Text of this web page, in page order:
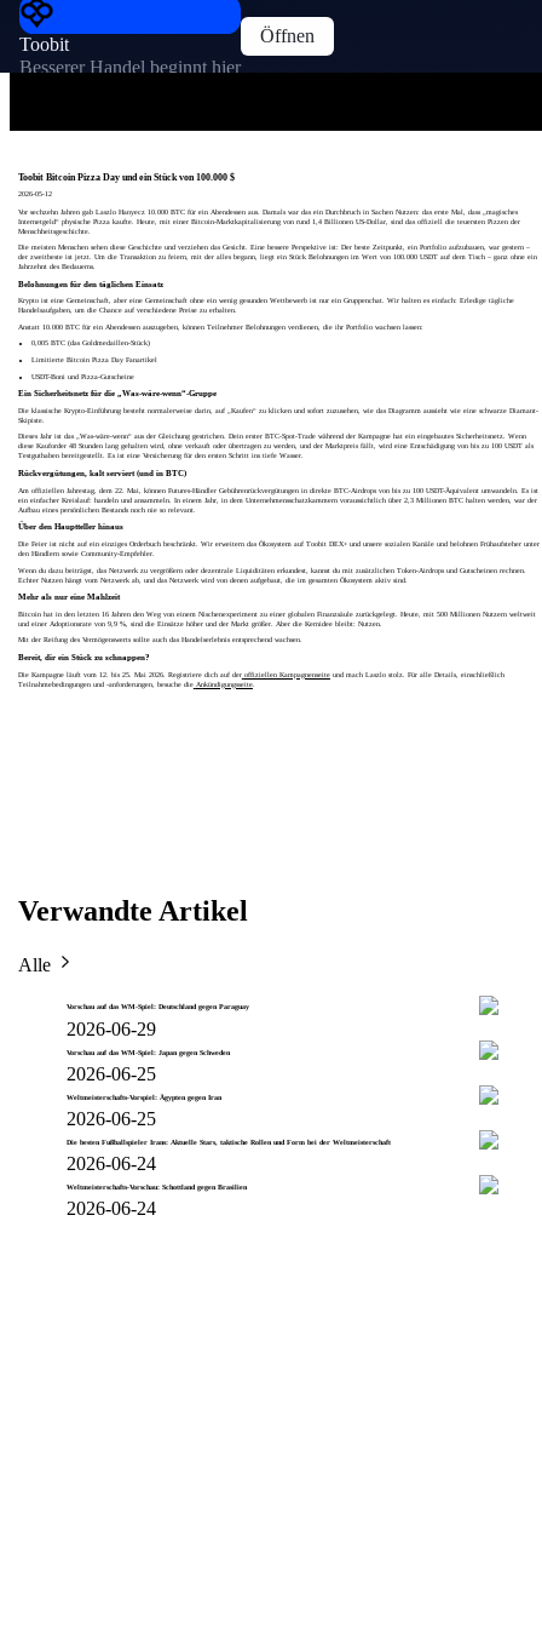
Toobit
Besserer Handel beginnt hier
Öffnen
Toobit Bitcoin Pizza Day und ein Stück von 100.000 $
2026-05-12
Vor sechzehn Jahren gab Laszlo Hanyecz 10.000 BTC für ein Abendessen aus. Damals war das ein Durchbruch in Sachen Nutzen: das erste Mal, dass „magisches
Internetgeld“ physische Pizza kaufte. Heute, mit einer Bitcoin-Marktkapitalisierung von rund 1,4 Billionen US-Dollar, sind das offiziell die teuersten Pizzen der
Menschheitsgeschichte.
Die meisten Menschen sehen diese Geschichte und verziehen das Gesicht. Eine bessere Perspektive ist: Der beste Zeitpunkt, ein Portfolio aufzubauen, war gestern –
der zweitbeste ist jetzt. Um die Transaktion zu feiern, mit der alles begann, liegt ein Stück Belohnungen im Wert von 100.000 USDT auf dem Tisch – ganz ohne ein
Jahrzehnt des Bedauerns.
Belohnungen für den täglichen Einsatz
Krypto ist eine Gemeinschaft, aber eine Gemeinschaft ohne ein wenig gesunden Wettbewerb ist nur ein Gruppenchat. Wir halten es einfach: Erledige tägliche
Handelsaufgaben, um die Chance auf verschiedene Preise zu erhalten.
Anstatt 10.000 BTC für ein Abendessen auszugeben, können Teilnehmer Belohnungen verdienen, die ihr Portfolio wachsen lassen:
0,005 BTC (das Goldmedaillen-Stück)
Limitierte Bitcoin Pizza Day Fanartikel
USDT-Boni und Pizza-Gutscheine
Ein Sicherheitsnetz für die „Was-wäre-wenn“-Gruppe
Die klassische Krypto-Einführung besteht normalerweise darin, auf „Kaufen“ zu klicken und sofort zuzusehen, wie das Diagramm aussieht wie eine schwarze Diamant-
Skipiste.
Dieses Jahr ist das „Was-wäre-wenn“ aus der Gleichung gestrichen. Dein erster BTC-Spot-Trade während der Kampagne hat ein eingebautes Sicherheitsnetz. Wenn
diese Kauforder 48 Stunden lang gehalten wird, ohne verkauft oder übertragen zu werden, und der Marktpreis fällt, wird eine Entschädigung von bis zu 100 USDT als
Testguthaben bereitgestellt. Es ist eine Versicherung für den ersten Schritt ins tiefe Wasser.
Rückvergütungen, kalt serviert (und in BTC)
Am offiziellen Jahrestag, dem 22. Mai, können Futures-Händler Gebührenrückvergütungen in direkte BTC-Airdrops von bis zu 100 USDT-Äquivalent umwandeln. Es ist
ein einfacher Kreislauf: handeln und ansammeln. In einem Jahr, in dem Unternehmensschatzkammern voraussichtlich über 2,3 Millionen BTC halten werden, war der
Aufbau eines persönlichen Bestands noch nie so relevant.
Über den Hauptteller hinaus
Die Feier ist nicht auf ein einziges Orderbuch beschränkt. Wir erweitern das Ökosystem auf Toobit DEX+ und unsere sozialen Kanäle und belohnen Frühaufsteher unter
den Händlern sowie Community-Empfehler.
Wenn du dazu beiträgst, das Netzwerk zu vergrößern oder dezentrale Liquiditäten erkundest, kannst du mit zusätzlichen Token-Airdrops und Gutscheinen rechnen.
Echter Nutzen hängt vom Netzwerk ab, und das Netzwerk wird von denen aufgebaut, die im gesamten Ökosystem aktiv sind.
Mehr als nur eine Mahlzeit
Bitcoin hat in den letzten 16 Jahren den Weg von einem Nischenexperiment zu einer globalen Finanzsäule zurückgelegt. Heute, mit 500 Millionen Nutzern weltweit
und einer Adoptionsrate von 9,9 %, sind die Einsätze höher und der Markt größer. Aber die Kernidee bleibt: Nutzen.
Mit der Reifung des Vermögenswerts sollte auch das Handelserlebnis entsprechend wachsen.
Bereit, dir ein Stück zu schnappen?
Die Kampagne läuft vom 12. bis 25. Mai 2026. Registriere dich auf der offiziellen Kampagnenseiteund mach Laszlo stolz. Für alle Details, einschließlich
Teilnahmebedingungen und -anforderungen, besuche die Ankündigungsseite.
Verwandte Artikel
Alle
Vorschau auf das WM-Spiel: Deutschland gegen Paraguay
2026-06-29
Vorschau auf das WM-Spiel: Japan gegen Schweden
2026-06-25
Weltmeisterschafts-Vorspiel: Ägypten gegen Iran
2026-06-25
Die besten Fußballspieler Irans: Aktuelle Stars, taktische Rollen und Form bei der Weltmeisterschaft
2026-06-24
Weltmeisterschafts-Vorschau: Schottland gegen Brasilien
2026-06-24